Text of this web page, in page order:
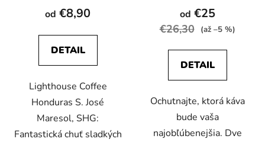
produktu
je
5,0
z
hviezdičiek.
od €8,90
DETAIL
Lighthouse Coffee
Honduras S. José
Maresol, SHG:
Fantastická chuť sladkých
od €25
€26,30 (až –5 %)
DETAIL
Ochutnajte, ktorá káva
bude vaša
najobľúbenejšia. Dve